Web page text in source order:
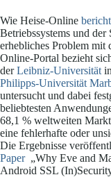
Wie Heise-Online
Betriebssystems und
erhebliches Problem mit
Online-Portal bezieht
derLeibniz-Universität
Philipps-Universität
untersucht und dabei
beliebtesten
68,1 % weltweiten
eine fehlerhafte oder
Die Ergebnisse
Paper„Why Eve and
Android SSL